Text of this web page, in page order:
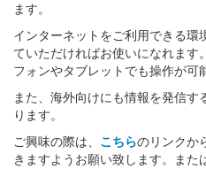
ます。
インターネットをご利用できる環
ていただければお使いになれます
フォンやタブレットでも操作が可
また、海外向けにも情報を発信す
ります。
ご興味の際は、 こちらのリンクか
きますようお願い致します。また